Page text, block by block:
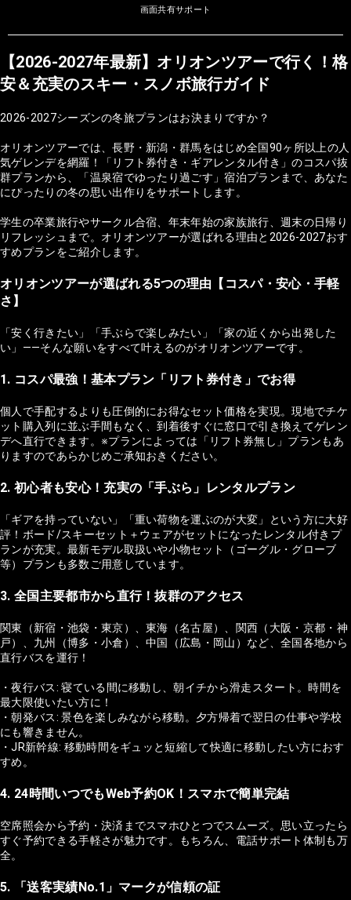
画面共有サポート
【2026-2027年最新】オリオンツアーで行く！格
安＆充実のスキー・スノボ旅行ガイド
2026-2027シーズンの冬旅プランはお決まりですか？
オリオンツアーでは、長野・新潟・群馬をはじめ全国90ヶ所以上の人
気ゲレンデを網羅！「リフト券付き・ギアレンタル付き」のコスパ抜
群プランから、「温泉宿でゆったり過ごす」宿泊プランまで、あなた
にぴったりの冬の思い出作りをサポートします。
学生の卒業旅行やサークル合宿、年末年始の家族旅行、週末の日帰り
リフレッシュまで。オリオンツアーが選ばれる理由と2026-2027おす
すめプランをご紹介します。
オリオンツアーが選ばれる5つの理由【コスパ・安心・手軽
さ】
「安く行きたい」「手ぶらで楽しみたい」「家の近くから出発した
い」——そんな願いをすべて叶えるのがオリオンツアーです。
1. コスパ最強！基本プラン「リフト券付き」でお得
個人で手配するよりも圧倒的にお得なセット価格を実現。現地でチケ
ット購入列に並ぶ手間もなく、到着後すぐに窓口で引き換えてゲレン
デへ直行できます。※プランによっては「リフト券無し」プランもあ
りますのであらかじめご承知おきください。
2. 初心者も安心！充実の「手ぶら」レンタルプラン
「ギアを持っていない」「重い荷物を運ぶのが大変」という方に大好
評！ボード/スキーセット＋ウェアがセットになったレンタル付きプ
ランが充実。最新モデル取扱いや小物セット（ゴーグル・グローブ
等）プランも多数ご用意しています。
3. 全国主要都市から直行！抜群のアクセス
関東（新宿・池袋・東京）、東海（名古屋）、関西（大阪・京都・神
戸）、九州（博多・小倉）、中国（広島・岡山）など、全国各地から
直行バスを運行！
・夜行バス: 寝ている間に移動し、朝イチから滑走スタート。時間を
最大限使いたい方に！
・朝発バス: 景色を楽しみながら移動。夕方帰着で翌日の仕事や学校
にも響きません。
・JR新幹線: 移動時間をギュッと短縮して快適に移動したい方におす
すめ。
4. 24時間いつでもWeb予約OK！スマホで簡単完結
空席照会から予約・決済までスマホひとつでスムーズ。思い立ったら
すぐ予約できる手軽さが魅力です。もちろん、電話サポート体制も万
全。
5. 「送客実績No.1」マークが信頼の証